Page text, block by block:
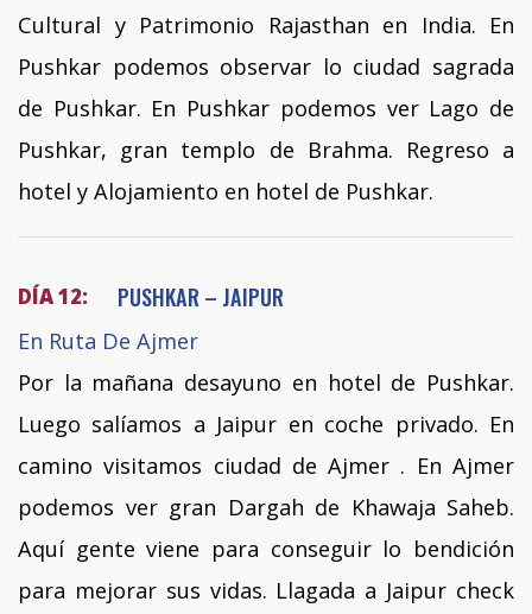
Cultural y Patrimonio Rajasthan en India. En
Pushkar podemos observar lo ciudad sagrada
de Pushkar. En Pushkar podemos ver Lago de
Pushkar, gran templo de Brahma. Regreso a
hotel y Alojamiento en hotel de Pushkar.
DÍA 12: PUSHKAR – JAIPUR
En Ruta De Ajmer
Por la mañana desayuno en hotel de Pushkar.
Luego salíamos a Jaipur en coche privado. En
camino visitamos ciudad de Ajmer . En Ajmer
podemos ver gran Dargah de Khawaja Saheb.
Aquí gente viene para conseguir lo bendición
para mejorar sus vidas. Llagada a Jaipur check